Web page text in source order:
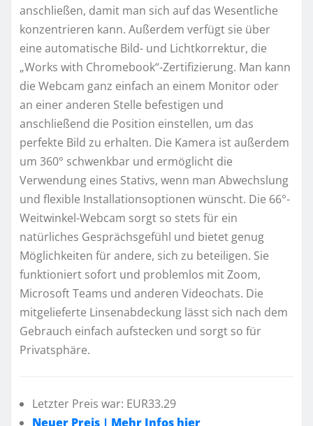
anschließen, damit man sich auf das Wesentliche
konzentrieren kann. Außerdem verfügt sie über
eine automatische Bild- und Lichtkorrektur, die
„Works with Chromebook“-Zertifizierung. Man kann
die Webcam ganz einfach an einem Monitor oder
an einer anderen Stelle befestigen und
anschließend die Position einstellen, um das
perfekte Bild zu erhalten. Die Kamera ist außerdem
um 360° schwenkbar und ermöglicht die
Verwendung eines Stativs, wenn man Abwechslung
und flexible Installationsoptionen wünscht. Die 66°-
Weitwinkel-Webcam sorgt so stets für ein
natürliches Gesprächsgefühl und bietet genug
Möglichkeiten für andere, sich zu beteiligen. Sie
funktioniert sofort und problemlos mit Zoom,
Microsoft Teams und anderen Videochats. Die
mitgelieferte Linsenabdeckung lässt sich nach dem
Gebrauch einfach aufstecken und sorgt so für
Privatsphäre.
Letzter Preis war: EUR33.29
Neuer Preis | Mehr Infos hier